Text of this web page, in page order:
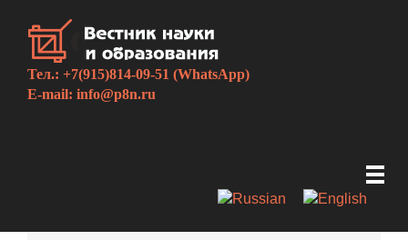
Тел.: +7(915)814-09-51 (WhatsApp)
E-mail: info@p8n.ru